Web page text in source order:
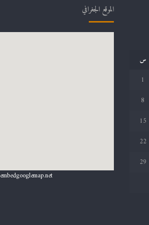
س
1
8
15
22
29
الموقع الجغرافي
embedgooglemap.net